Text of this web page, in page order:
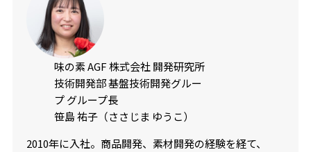
味の素 AGF 株式会社 開発研究所
技術開発部 基盤技術開発グルー
プ グループ長
笹島 祐子（ささじま ゆうこ）
2010年に入社。商品開発、素材開発の経験を経て、